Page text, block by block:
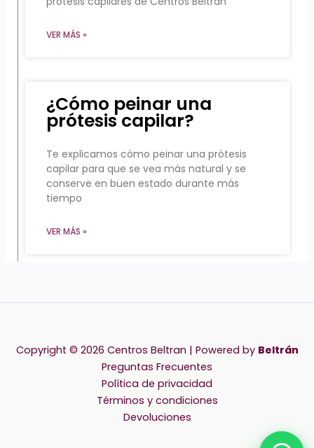
VER MÁS »
¿Cómo peinar una
prótesis capilar?
Te explicamos cómo peinar una prótesis
capilar para que se vea más natural y se
conserve en buen estado durante más
tiempo
VER MÁS »
Copyright © 2026 Centros Beltran | Powered by Beltrán
Preguntas Frecuentes
Política de privacidad
Términos y condiciones
Devoluciones